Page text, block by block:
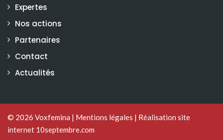
Expertes
Nos actions
Partenaires
Contact
Actualités
© 2026 Voxfemina | Mentions légales | Réalisation site
internet 10septembre.com